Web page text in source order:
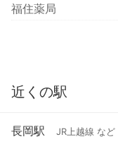
福住薬局
近くの駅
長岡駅 JR上越線 など